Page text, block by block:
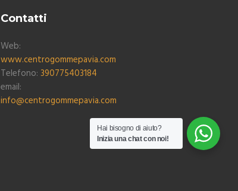
Contatti
Web:
www.centrogommepavia.com
Telefono: 390775403184
email:
info@centrogommepavia.com
Hai bisogno di aiuto?
Inizia una chat con noi!